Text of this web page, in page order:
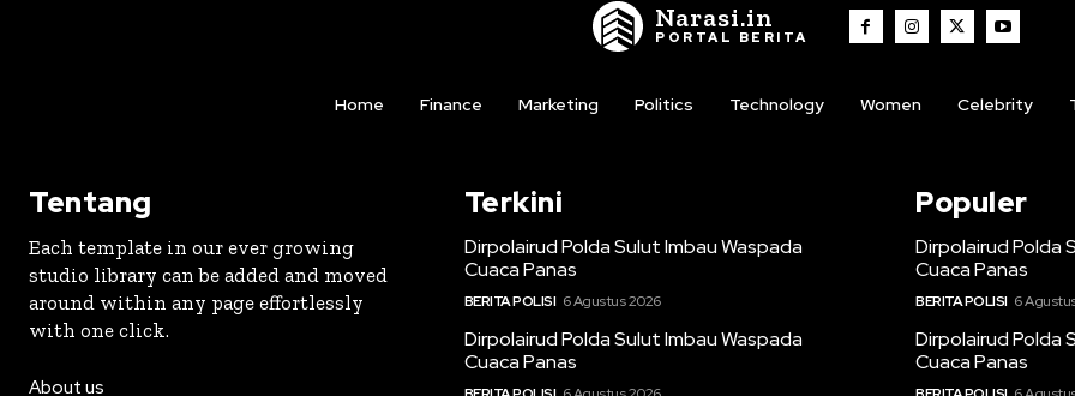
Narasi.in
PORTAL BERITA
Home Finance Marketing Politics Technology Women Celebrity
Tentang
Each template in our ever growing
studio library can be added and moved
around within any page effortlessly
with one click.
About us
Terkini
Dirpolairud Polda Sulut Imbau Waspada
Cuaca Panas
BERITA POLISI 6 Agustus 2026
Dirpolairud Polda Sulut Imbau Waspada
Cuaca Panas
Populer
Dirpolairud Polda
Cuaca Panas
BERITA POLISI 6
Dirpolairud Polda
Cuaca Panas